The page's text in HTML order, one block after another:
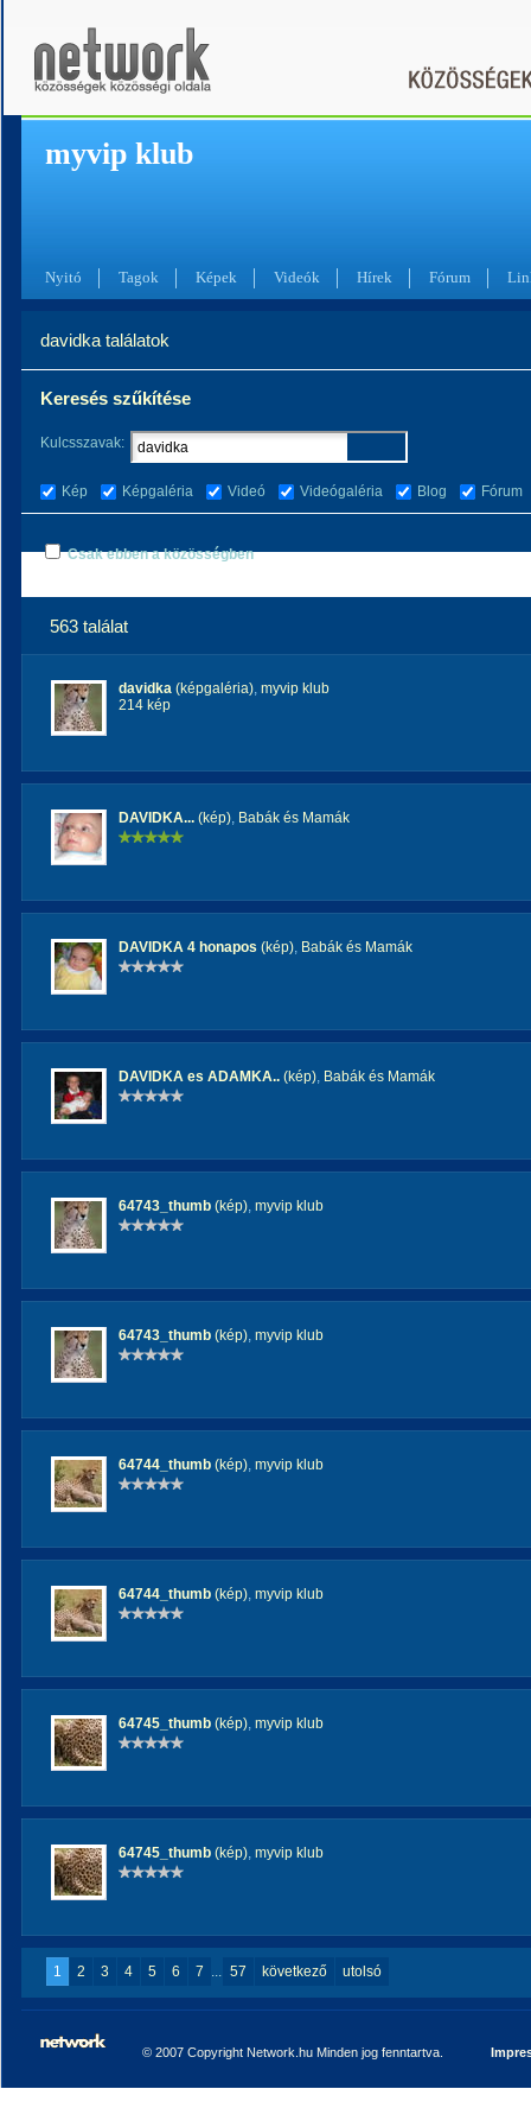
myvip klub
Nyitó Tagok Képek Videók Hírek Fórum
davidka találatok
Keresés szűkítése
Kulcsszavak:
Kép Képgaléria Videó Videógaléria Blog Fórum
Csak ebben a közösségben
563 találat
davidka (képgaléria), myvip klub
214 kép
DAVIDKA... (kép), Babák és Mamák
DAVIDKA 4 honapos (kép), Babák és Mamák
DAVIDKA es ADAMKA.. (kép), Babák és Mamák
64743_thumb (kép), myvip klub
64743_thumb (kép), myvip klub
64744_thumb (kép), myvip klub
64744_thumb (kép), myvip klub
64745_thumb (kép), myvip klub
64745_thumb (kép), myvip klub
1 2 3 4 5 6 7 ... 57 következő utolsó
© 2007 Copyright Network.hu Minden jog fenntartva.